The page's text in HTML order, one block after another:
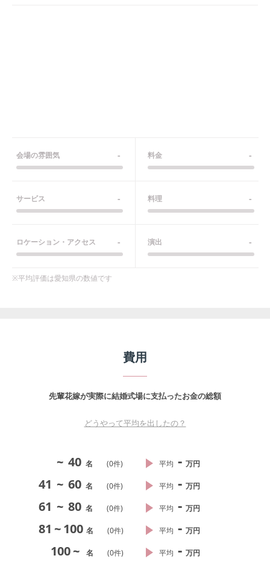
会場の雰囲気 - 料金 -
サービス - 料理 -
ロケーション・アクセス - 演出 -
※平均評価は愛知県の数値です
費用
先輩花嫁が実際に結婚式場に支払ったお金の総額
どうやって平均を出したの？
~ 40 名 (0件) 平均 - 万円
41 ~ 60 名 (0件) 平均 - 万円
61 ~ 80 名 (0件) 平均 - 万円
81 ~100 名 (0件) 平均 - 万円
100~ 名 (0件) 平均 - 万円